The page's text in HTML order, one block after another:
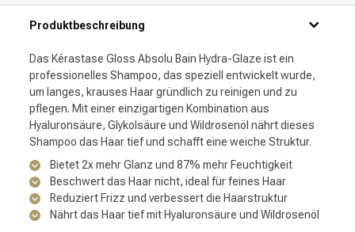
Produktbeschreibung
Das Kérastase Gloss Absolu Bain Hydra-Glaze ist ein
professionelles Shampoo, das speziell entwickelt wurde,
um langes, krauses Haar gründlich zu reinigen und zu
pflegen. Mit einer einzigartigen Kombination aus
Hyaluronsäure, Glykolsäure und Wildrosenöl nährt dieses
Shampoo das Haar tief und schafft eine weiche Struktur.
Bietet 2x mehr Glanz und 87% mehr Feuchtigkeit
Beschwert das Haar nicht, ideal für feines Haar
Reduziert Frizz und verbessert die Haarstruktur
Nährt das Haar tief mit Hyaluronsäure und Wildrosenöl